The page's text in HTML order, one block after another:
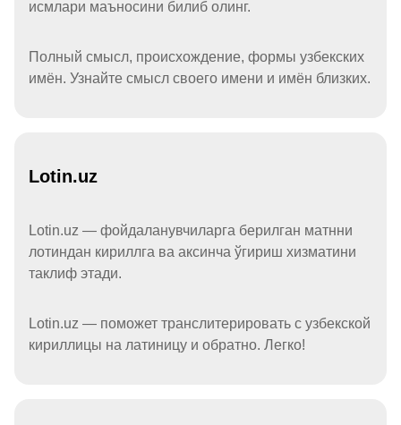
исмлари маъносини билиб олинг.
Полный смысл, происхождение, формы узбекских
имён. Узнайте смысл своего имени и имён близких.
Lotin.uz
Lotin.uz — фойдаланувчиларга берилган матнни
лотиндан кириллга ва аксинча ўгириш хизматини
таклиф этади.
Lotin.uz — поможет транслитерировать с узбекской
кириллицы на латиницу и обратно. Легко!